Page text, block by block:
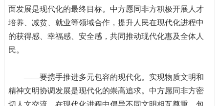
面发展是现代化的最终目标。中方愿同非方积极开展人才
培养、减贫、就业等领域合作，提升人民在现代化进程中
的获得感、幸福感、安全感，共同推动现代化惠及全体人
民。
——要携手推进多元包容的现代化。实现物质文明和
精神文明协调发展是现代化的崇高追求。中方愿同非方密
切人文交流，在现代化进程中倡导不同文明相互尊重、包